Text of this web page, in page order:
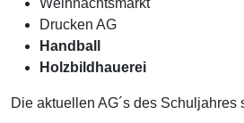
Weihnachtsmarkt
Drucken AG
Handball
Holzbildhauerei
Die aktuellen AG´s des Schuljahres